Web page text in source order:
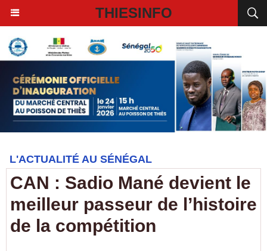
THIESINFO
L'ACTUALITÉ AU SÉNÉGAL
CAN : Sadio Mané devient le
meilleur passeur de l’histoire
de la compétition